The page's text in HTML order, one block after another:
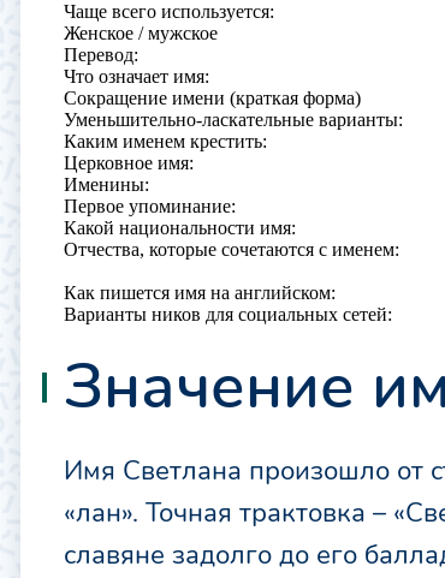
Чаще всего используется:
Женское / мужское
Перевод:
Что означает имя:
Сокращение имени (краткая форма)
Уменьшительно-ласкательные варианты:
Каким именем крестить:
Церковное имя:
Именины:
Первое упоминание:
Какой национальности имя:
Отчества, которые сочетаются с именем:
Как пишется имя на английском:
Варианты ников для социальных сетей:
Значение
Имя Светлана произошло от
«лан». Точная трактовка –
славяне задолго до его